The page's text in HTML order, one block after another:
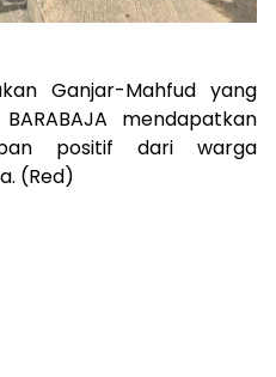
Ganjar-Mahfud yang
mendapatkan
positif dari warga
(Red)